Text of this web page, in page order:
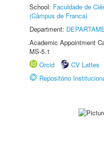
School: Faculdade de
(Câmpus de Franca)
Department:
Academic Appointment
MS-5.1
Orcid
CV Lattes
Repositório